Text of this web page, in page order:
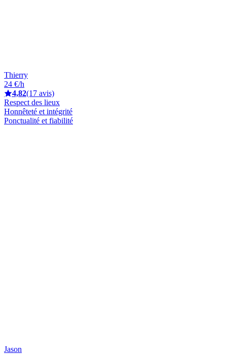
Thierry
24 €/h
4,82(17 avis)
Respect des lieux
Honnêteté et intégrité
Ponctualité et fiabilité
Jason